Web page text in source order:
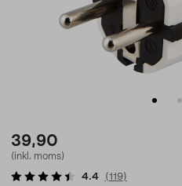
39,90
(inkl. moms)
4.4 (119)